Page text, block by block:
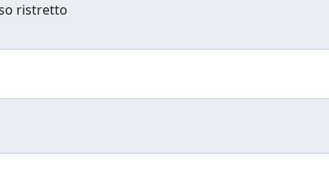
ristretto